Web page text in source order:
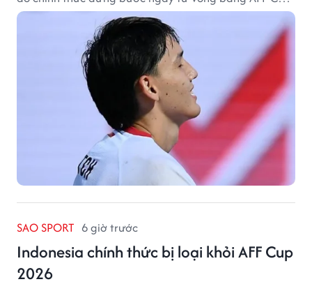
2026.
SAO SPORT 6 giờ trước
Indonesia chính thức bị loại khỏi AFF Cup
2026